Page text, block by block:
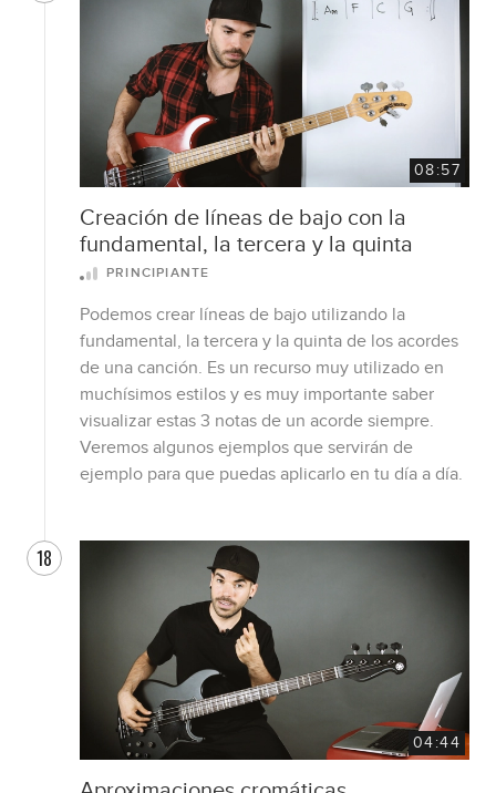
08:57
Creación de líneas de bajo con la
fundamental, la tercera y la quinta
PRINCIPIANTE
Podemos crear líneas de bajo utilizando la
fundamental, la tercera y la quinta de los acordes
de una canción. Es un recurso muy utilizado en
muchísimos estilos y es muy importante saber
visualizar estas 3 notas de un acorde siempre.
Veremos algunos ejemplos que servirán de
ejemplo para que puedas aplicarlo en tu día a día.
18
04:44